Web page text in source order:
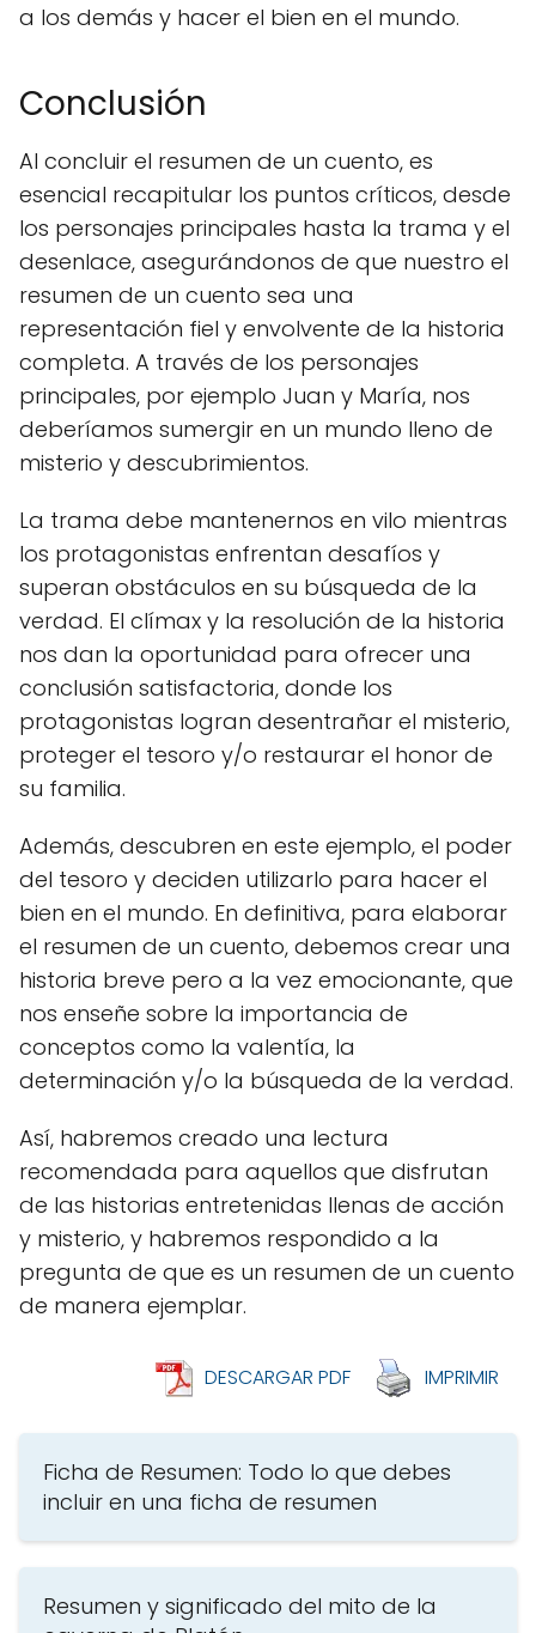
a los demás y hacer el bien en el mundo.
Conclusión
Al concluir el resumen de un cuento, es
esencial recapitular los puntos críticos, desde
los personajes principales hasta la trama y el
desenlace, asegurándonos de que nuestro el
resumen de un cuento sea una
representación fiel y envolvente de la historia
completa. A través de los personajes
principales, por ejemplo Juan y María, nos
deberíamos sumergir en un mundo lleno de
misterio y descubrimientos.
La trama debe mantenernos en vilo mientras
los protagonistas enfrentan desafíos y
superan obstáculos en su búsqueda de la
verdad. El clímax y la resolución de la historia
nos dan la oportunidad para ofrecer una
conclusión satisfactoria, donde los
protagonistas logran desentrañar el misterio,
proteger el tesoro y/o restaurar el honor de
su familia.
Además, descubren en este ejemplo, el poder
del tesoro y deciden utilizarlo para hacer el
bien en el mundo. En definitiva, para elaborar
el resumen de un cuento, debemos crear una
historia breve pero a la vez emocionante, que
nos enseñe sobre la importancia de
conceptos como la valentía, la
determinación y/o la búsqueda de la verdad.
Así, habremos creado una lectura
recomendada para aquellos que disfrutan
de las historias entretenidas llenas de acción
y misterio, y habremos respondido a la
pregunta de que es un resumen de un cuento
de manera ejemplar.
DESCARGAR PDF IMPRIMIR
Ficha de Resumen: Todo lo que debes
incluir en una ficha de resumen
Resumen y significado del mito de la